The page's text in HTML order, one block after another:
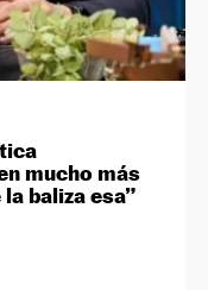
mucho más
baliza esa”